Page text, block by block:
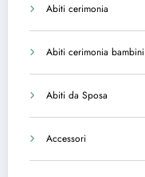
Abiti cerimonia
Abiti cerimonia bambini
Abiti da Sposa
Accessori